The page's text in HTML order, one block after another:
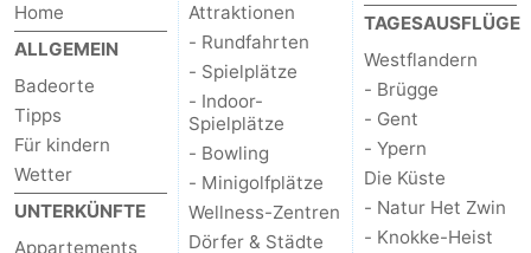
Home
ALLGEMEIN
Badeorte
Tipps
Für kindern
Wetter
UNTERKÜNFTE
Appartements
Attraktionen
- Rundfahrten
- Spielplätze
- Indoor-
Spielplätze
- Bowling
- Minigolfplätze
Wellness-Zentren
Dörfer & Städte
TAGESAUSFLÜGE
Westflandern
- Brügge
- Gent
- Ypern
Die Küste
- Natur Het Zwin
- Knokke-Heist